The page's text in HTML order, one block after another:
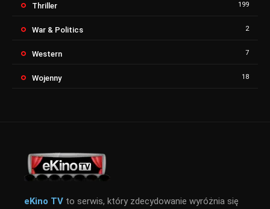
Thriller 199
War & Politics 2
Western 7
Wojenny 18
eKino TV to serwis, który zdecydowanie wyróżnia się